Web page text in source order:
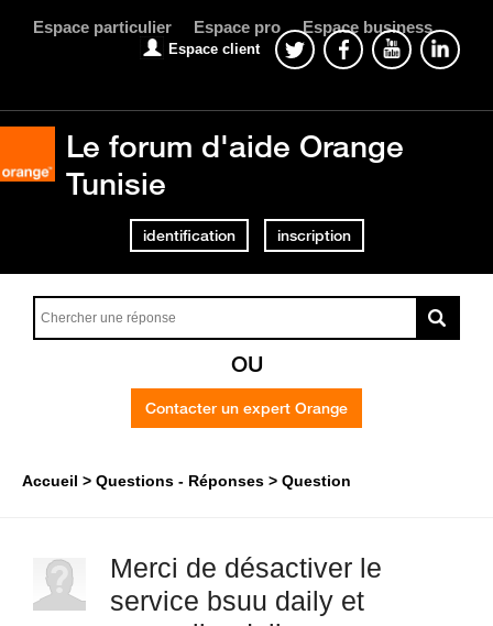
Espace particulier Espace pro Espace business
Espace client
Le forum d'aide Orange
Tunisie
identification inscription
OU
Contacter un expert Orange
Accueil Questions - Réponses Question
Merci de désactiver le
service bsuu daily et